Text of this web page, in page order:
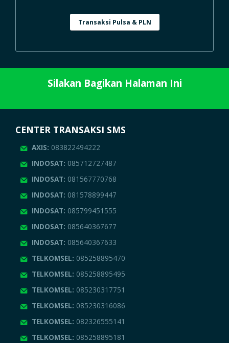
Transaksi Pulsa & PLN
Silakan Bagikan Halaman Ini
CENTER TRANSAKSI SMS
AXIS: 083822494222
INDOSAT: 085712727487
INDOSAT: 081567770768
INDOSAT: 081578899447
INDOSAT: 085799451555
INDOSAT: 085640367677
INDOSAT: 085640367633
TELKOMSEL: 085258895470
TELKOMSEL: 085258895495
TELKOMSEL: 085230317751
TELKOMSEL: 085230316086
TELKOMSEL: 082326555141
TELKOMSEL: 085258895181